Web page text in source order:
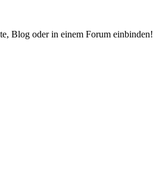
Blog oder in einem Forum einbinden!